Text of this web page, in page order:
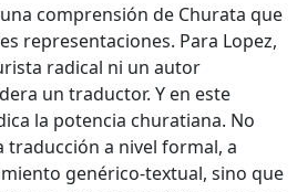
comprensión de Churata que
representaciones. Para Lopez,
radical ni un autor
un traductor. Y en este
la potencia churatiana. No
traducción a nivel formal, a
genérico-textual, sino que